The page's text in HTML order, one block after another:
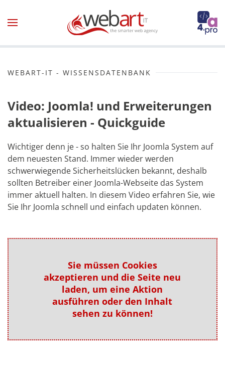
Zum Hauptinhalt springen
WEBART-IT - WISSENSDATENBANK
Video: Joomla! und Erweiterungen
aktualisieren - Quickguide
Wichtiger denn je - so halten Sie Ihr Joomla System auf
dem neuesten Stand. Immer wieder werden
schwerwiegende Sicherheitslücken bekannt, deshalb
sollten Betreiber einer Joomla-Webseite das System
immer aktuell halten. In diesem Video erfahren Sie, wie
Sie Ihr Joomla schnell und einfach updaten können.
Sie müssen Cookies
akzeptieren und die Seite neu
laden, um eine Aktion
ausführen oder den Inhalt
sehen zu können!